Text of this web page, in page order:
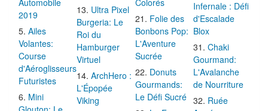
Automobile
2019
Ailes
Volantes:
Course
d'Aéroglisseurs
Futuristes
Mini
Ultra Pixel
Burgeria: Le
Roi du
Hamburger
Virtuel
ArchHero :
L'Épopée
Viking
Colorés
Folie des
Bonbons Pop:
L'Aventure
Sucrée
Donuts
Gourmands:
Le Défi Sucré
Infernale : Défi
d'Escalade
Blox
Chaki
Gourmand:
L'Avalanche
de Nourriture
Ruée